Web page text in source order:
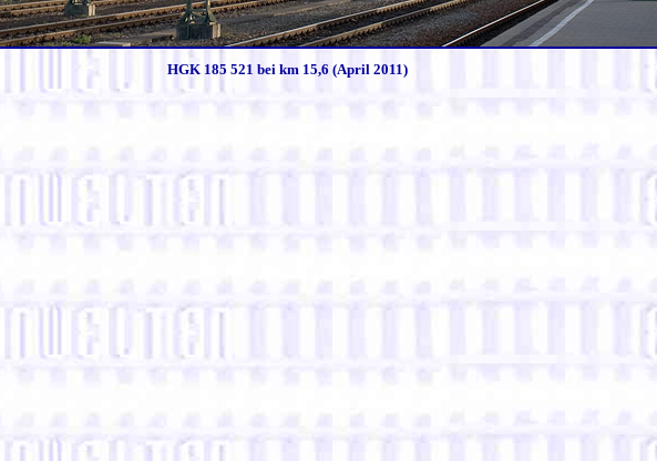
HGK 185 521 bei km 15,6 (April 2011)